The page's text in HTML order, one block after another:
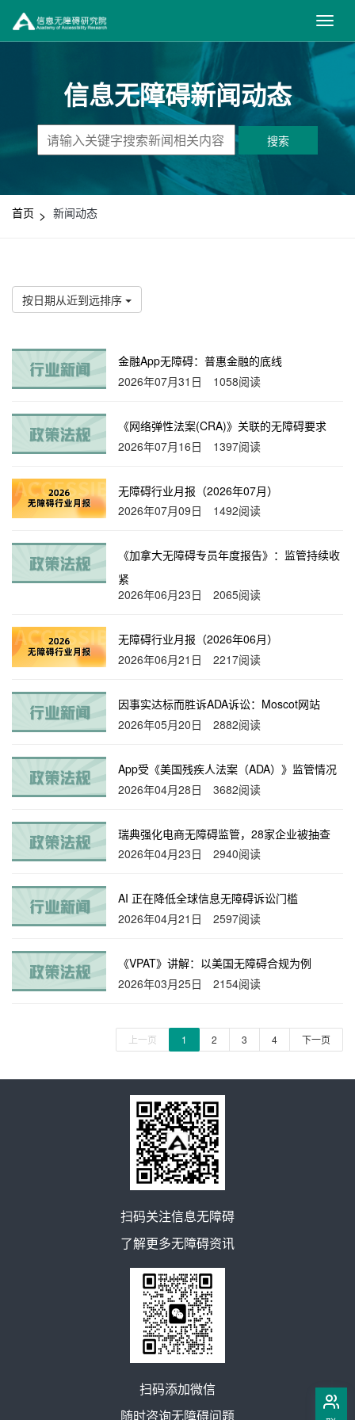
信息无障碍新闻动态
搜索
首页 新闻动态
按日期从近到远排序
金融App无障碍：普惠金融的底线
2026年07月31日
1058阅读
《网络弹性法案(CRA)》关联的无障碍要求
2026年07月16日
1397阅读
无障碍行业月报（2026年07月）
2026年07月09日
1492阅读
《加拿大无障碍专员年度报告》：监管持续收
紧
2026年06月23日
2065阅读
无障碍行业月报（2026年06月）
2026年06月21日
2217阅读
因事实达标而胜诉ADA诉讼：Moscot网站
2026年05月20日
2882阅读
App受《美国残疾人法案（ADA）》监管情况
2026年04月28日
3682阅读
瑞典强化电商无障碍监管，28家企业被抽查
2026年04月23日
2940阅读
AI 正在降低全球信息无障碍诉讼门槛
2026年04月21日
2597阅读
《VPAT》讲解：以美国无障碍合规为例
2026年03月25日
2154阅读
上一页 1 2 3 4 下一页
扫码关注信息无障碍
了解更多无障碍资讯
扫码添加微信
随时咨询无障碍问题